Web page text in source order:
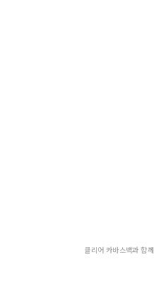
클리어 카바스백과 함